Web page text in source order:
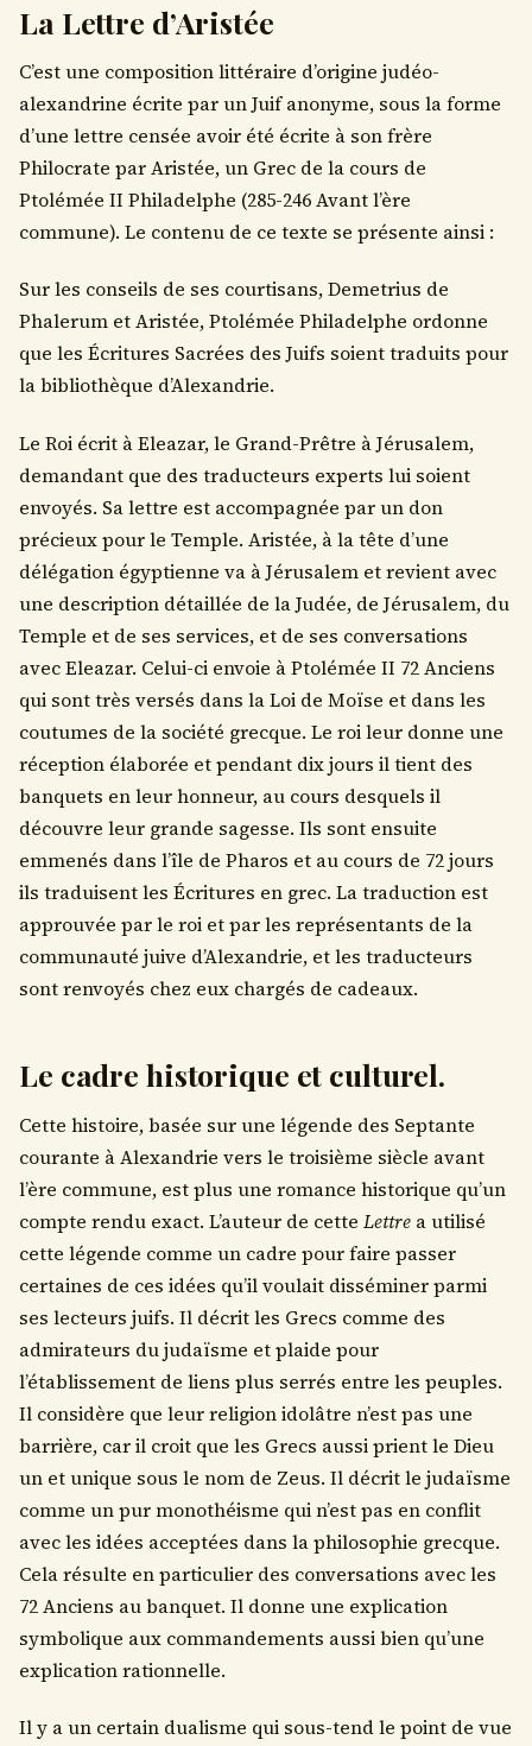
La Lettre d’Aristée
C’est une composition littéraire d’origine judéo-
alexandrine écrite par un Juif anonyme, sous la forme
d’une lettre censée avoir été écrite à son frère
Philocrate par Aristée, un Grec de la cours de
Ptolémée II Philadelphe (285-246 Avant l’ère
commune). Le contenu de ce texte se présente ainsi :
Sur les conseils de ses courtisans, Demetrius de
Phalerum et Aristée, Ptolémée Philadelphe ordonne
que les Écritures Sacrées des Juifs soient traduits pour
la bibliothèque d’Alexandrie.
Le Roi écrit à Eleazar, le Grand-Prêtre à Jérusalem,
demandant que des traducteurs experts lui soient
envoyés. Sa lettre est accompagnée par un don
précieux pour le Temple. Aristée, à la tête d’une
délégation égyptienne va à Jérusalem et revient avec
une description détaillée de la Judée, de Jérusalem, du
Temple et de ses services, et de ses conversations
avec Eleazar. Celui-ci envoie à Ptolémée II 72 Anciens
qui sont très versés dans la Loi de Moïse et dans les
coutumes de la société grecque. Le roi leur donne une
réception élaborée et pendant dix jours il tient des
banquets en leur honneur, au cours desquels il
découvre leur grande sagesse. Ils sont ensuite
emmenés dans l’île de Pharos et au cours de 72 jours
ils traduisent les Écritures en grec. La traduction est
approuvée par le roi et par les représentants de la
communauté juive d’Alexandrie, et les traducteurs
sont renvoyés chez eux chargés de cadeaux.
Le cadre historique et culturel.
Cette histoire, basée sur une légende des Septante
courante à Alexandrie vers le troisième siècle avant
l’ère commune, est plus une romance historique qu’un
compte rendu exact. L’auteur de cette Lettre a utilisé
cette légende comme un cadre pour faire passer
certaines de ces idées qu’il voulait disséminer parmi
ses lecteurs juifs. Il décrit les Grecs comme des
admirateurs du judaïsme et plaide pour
l’établissement de liens plus serrés entre les peuples.
Il considère que leur religion idolâtre n’est pas une
barrière, car il croit que les Grecs aussi prient le Dieu
un et unique sous le nom de Zeus. Il décrit le judaïsme
comme un pur monothéisme qui n’est pas en conflit
avec les idées acceptées dans la philosophie grecque.
Cela résulte en particulier des conversations avec les
72 Anciens au banquet. Il donne une explication
symbolique aux commandements aussi bien qu’une
explication rationnelle.
Il y a un certain dualisme qui sous-tend le point de vue